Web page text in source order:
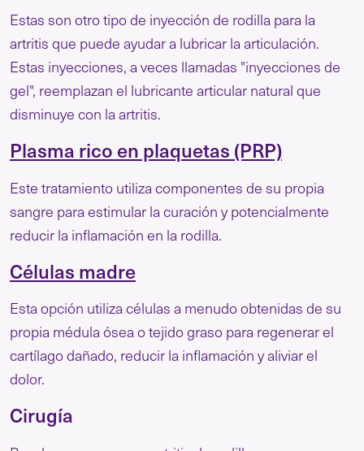
Estas son otro tipo de inyección de rodilla para la
artritis que puede ayudar a lubricar la articulación.
Estas inyecciones, a veces llamadas "inyecciones de
gel", reemplazan el lubricante articular natural que
disminuye con la artritis.
Plasma rico en plaquetas (PRP)
Este tratamiento utiliza componentes de su propia
sangre para estimular la curación y potencialmente
reducir la inflamación en la rodilla.
Células madre
Esta opción utiliza células a menudo obtenidas de su
propia médula ósea o tejido graso para regenerar el
cartílago dañado, reducir la inflamación y aliviar el
dolor.
Cirugía